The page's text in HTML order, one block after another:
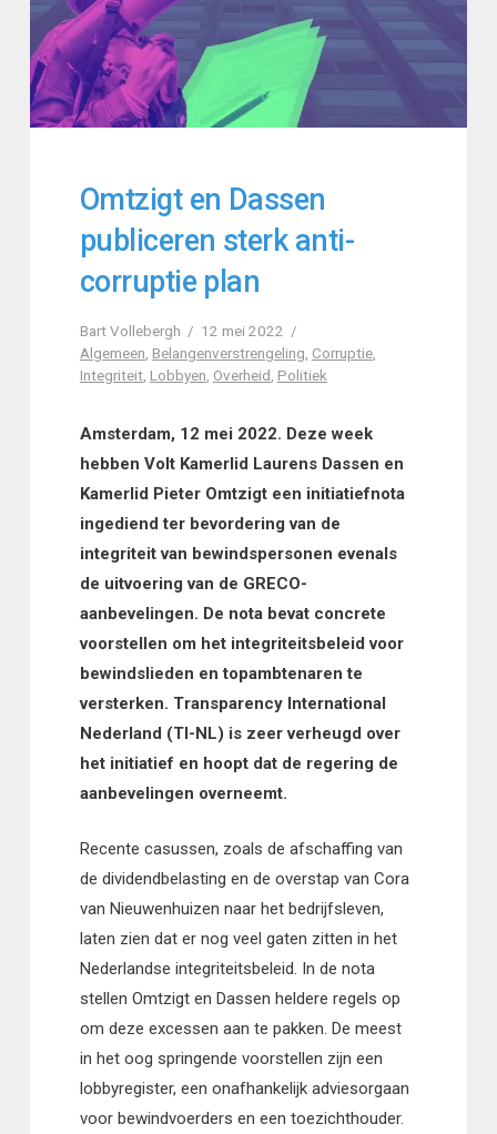
Omtzigt en Dassen
publiceren sterk anti-
corruptie plan
Bart Vollebergh
12 mei 2022
Algemeen Belangenverstrengeling Corruptie,
Integriteit, Lobbyen Overheid Politiek
Amsterdam, 12 mei 2022. Deze week
hebben Volt Kamerlid Laurens Dassen en
Kamerlid Pieter Omtzigt een initiatiefnota
ingediend ter bevordering van de
integriteit van bewindspersonen evenals
de uitvoering van de GRECO-
aanbevelingen. De nota bevat concrete
voorstellen om het integriteitsbeleid voor
bewindslieden en topambtenaren te
versterken. Transparency International
Nederland (TI-NL) is zeer verheugd over
het initiatief en hoopt dat de regering de
aanbevelingen overneemt.
Recente casussen, zoals de afschaffing van
de dividendbelasting en de overstap van Cora
van Nieuwenhuizen naar het bedrijfsleven,
laten zien dat er nog veel gaten zitten in het
Nederlandse integriteitsbeleid. In de nota
stellen Omtzigt en Dassen heldere regels op
om deze excessen aan te pakken. De meest
in het oog springende voorstellen zijn een
lobbyregister, een onafhankelijk adviesorgaan
voor bewindvoerders en een toezichthouder.